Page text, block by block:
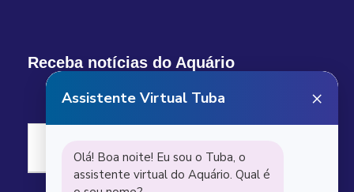
Receba notícias do Aquário